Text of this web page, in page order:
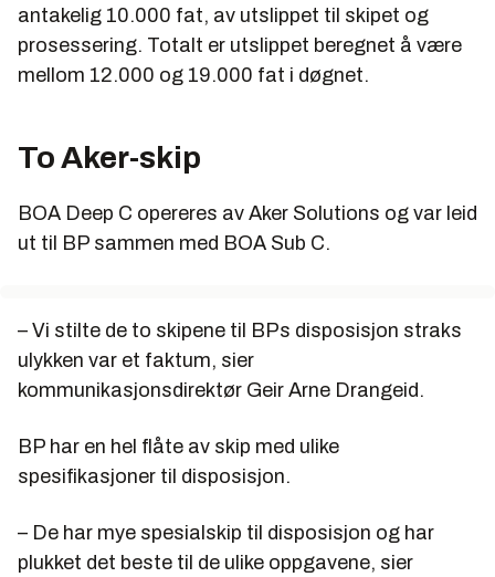
antakelig 10.000 fat, av utslippet til skipet og
prosessering. Totalt er utslippet beregnet å være
mellom 12.000 og 19.000 fat i døgnet.
To Aker-skip
BOA Deep C opereres av Aker Solutions og var leid
ut til BP sammen med BOA Sub C.
– Vi stilte de to skipene til BPs disposisjon straks
ulykken var et faktum, sier
kommunikasjonsdirektør Geir Arne Drangeid.
BP har en hel flåte av skip med ulike
spesifikasjoner til disposisjon.
– De har mye spesialskip til disposisjon og har
plukket det beste til de ulike oppgavene, sier